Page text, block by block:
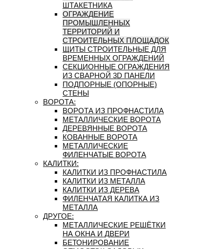
ШТАКЕТНИКА
ОГРАЖДЕНИЕ
ПРОМЫШЛЕННЫХ
ТЕРРИТОРИЙ И
СТРОИТЕЛЬНЫХ ПЛОЩАДОК
ЩИТЫ СТРОИТЕЛЬНЫЕ ДЛЯ
ВРЕМЕННЫХ ОГРАЖДЕНИЙ
СЕКЦИОННЫЕ ОГРАЖДЕНИЯ
ИЗ СВАРНОЙ 3D ПАНЕЛИ
ПОДПОРНЫЕ (ОПОРНЫЕ)
СТЕНЫ
ВОРОТА:
ВОРОТА ИЗ ПРОФНАСТИЛА
МЕТАЛЛИЧЕСКИЕ ВОРОТА
ДЕРЕВЯННЫЕ ВОРОТА
КОВАННЫЕ ВОРОТА
МЕТАЛЛИЧЕСКИЕ
ФИЛЕНЧАТЫЕ ВОРОТА
КАЛИТКИ:
КАЛИТКИ ИЗ ПРОФНАСТИЛА
КАЛИТКИ ИЗ МЕТАЛЛА
КАЛИТКИ ИЗ ДЕРЕВА
ФИЛЕНЧАТАЯ КАЛИТКА ИЗ
МЕТАЛЛА
ДРУГОЕ:
МЕТАЛЛИЧЕСКИЕ РЕШЁТКИ
НА ОКНА И ДВЕРИ
БЕТОНИРОВАНИЕ